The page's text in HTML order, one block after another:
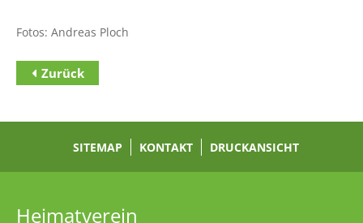
Fotos: Andreas Ploch
Zurück
Zur Hauptnavigation(Access key h)
Zur Unternavigation
(Access key u)
Startseite(Access key 1)
Impressum(Access key 8)
SITEMAP KONTAKT DRUCKANSICHT
Heimatverein